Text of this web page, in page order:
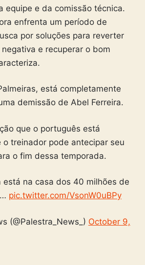
equipe e da comissão técnica.
enfrenta um período de
por soluções para reverter
e recuperar o bom
está completamente
demissão de Abel Ferreira.
que o português está
o treinador pode antecipar seu
o fim dessa temporada.
está na casa dos 40 milhões de
pic.twitter.com/VsonW0uBPy
(@Palestra_News_) October 9,